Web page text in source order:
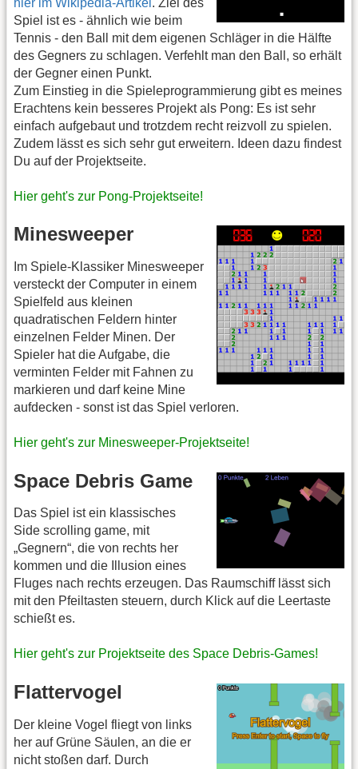
Spiel ist es - ähnlich wie beim
Tennis - den Ball mit dem eigenen Schläger in die Hälfte
des Gegners zu schlagen. Verfehlt man den Ball, so erhält
der Gegner einen Punkt.
Zum Einstieg in die Spieleprogrammierung gibt es meines
Erachtens kein besseres Projekt als Pong: Es ist sehr
einfach aufgebaut und trotzdem recht reizvoll zu spielen.
Zudem lässt es sich sehr gut erweitern. Ideen dazu findest
Du auf der Projektseite.
Hier geht's zur Pong-Projektseite!
Minesweeper
Im Spiele-Klassiker Minesweeper
versteckt der Computer in einem
Spielfeld aus kleinen
quadratischen Feldern hinter
einzelnen Felder Minen. Der
Spieler hat die Aufgabe, die
verminten Felder mit Fahnen zu
markieren und darf keine Mine
aufdecken - sonst ist das Spiel verloren.
Hier geht's zur Minesweeper-Projektseite!
Space Debris Game
Das Spiel ist ein klassisches
Side scrolling game, mit
„Gegnern“, die von rechts her
kommen und die Illusion eines
Fluges nach rechts erzeugen. Das Raumschiff lässt sich
mit den Pfeiltasten steuern, durch Klick auf die Leertaste
schießt es.
Hier geht's zur Projektseite des Space Debris-Games!
Flattervogel
Der kleine Vogel fliegt von links
her auf Grüne Säulen, an die er
nicht stoßen darf. Durch